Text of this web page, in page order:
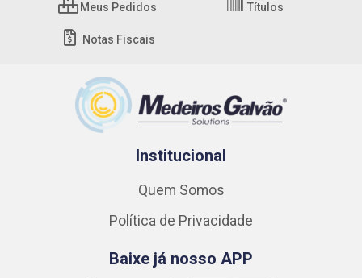
Meus Pedidos Títulos
Notas Fiscais
Institucional
Quem Somos
Política de Privacidade
Baixe já nosso APP